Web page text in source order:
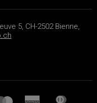
5, CH-2502 Bienne,